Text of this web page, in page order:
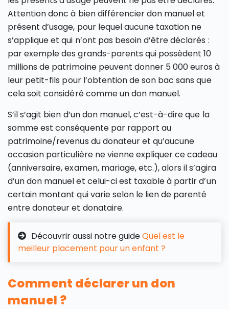
Attention donc à bien différencier don manuel et
présent d’usage, pour lequel aucune taxation ne
s’applique et qui n’ont pas besoin d’être déclarés :
par exemple des grands-parents qui possèdent 10
millions de patrimoine peuvent donner 5 000 euros à
leur petit-fils pour l’obtention de son bac sans que
cela soit considéré comme un don manuel.
S’il s’agit bien d’un don manuel, c’est-à-dire que la
somme est conséquente par rapport au
patrimoine/revenus du donateur et qu’aucune
occasion particulière ne vienne expliquer ce cadeau
(anniversaire, examen, mariage, etc.), alors il s’agira
d’un don manuel et celui-ci est taxable à partir d’un
certain montant qui varie selon le lien de parenté
entre donateur et donataire.
Découvrir aussi notre guideQuel est le
meilleur placement pour un enfant ?
Comment déclarer un don
manuel ?